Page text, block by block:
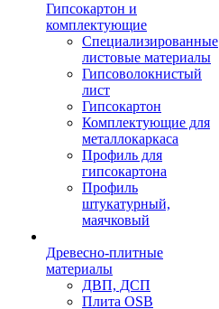
Гипсокартон и
комплектующие
Специализированные
листовые материалы
Гипсоволокнистый
лист
Гипсокартон
Комплектующие для
металлокаркаса
Профиль для
гипсокартона
Профиль
штукатурный,
маячковый
Древесно-плитные
материалы
ДВП, ДСП
Плита OSB